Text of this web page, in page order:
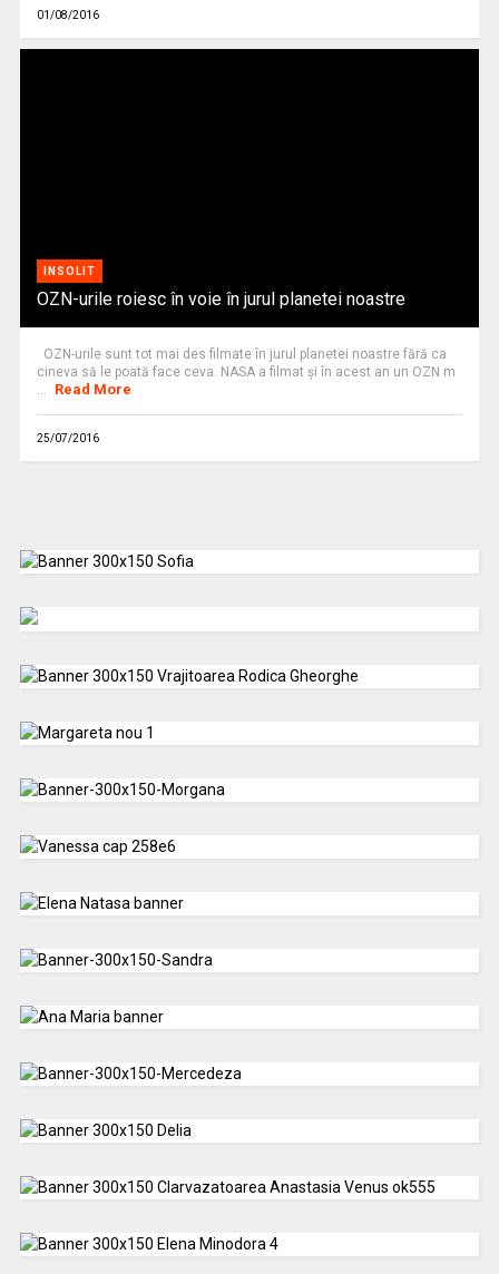
01/08/2016
INSOLIT
OZN-urile roiesc în voie în jurul planetei noastre
OZN-urile sunt tot mai des filmate în jurul planetei noastre fără ca
cineva să le poată face ceva. NASA a filmat şi în acest an un OZN m
...
Read More
25/07/2016